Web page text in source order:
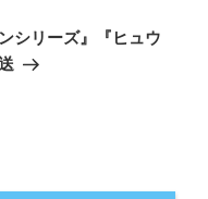
シリーズ』『ヒュウ